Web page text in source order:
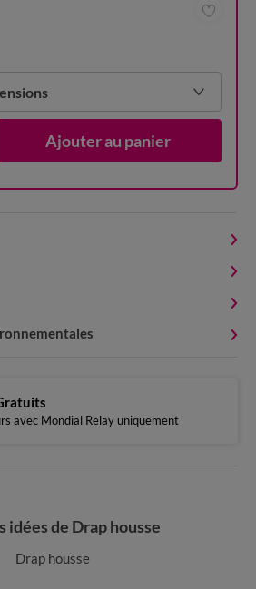
Ajouter au panier
avec Mondial Relay uniquement
idées de Drap housse
Drap housse